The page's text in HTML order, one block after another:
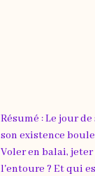
Résumé : Le jour
son existence
Voler en balai,
l'entoure ? Et qui